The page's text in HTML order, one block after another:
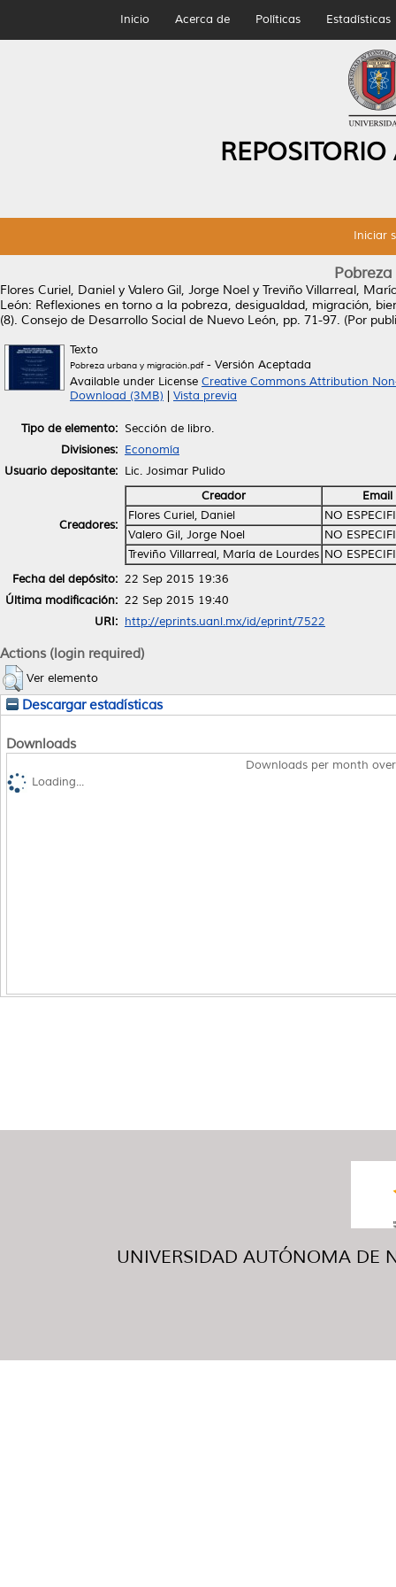
Inicio Acerca de Políticas Estadísticas
Iniciar
Flores Curiel, Daniel y Valero Gil, Jorge Noel y Treviño Villarreal,
León: Reflexiones en torno a la pobreza, desigualdad, migración,
(8). Consejo de Desarrollo Social de Nuevo León, pp. 71-97. (Por
Texto
Pobreza urbana y migración.pdf- Versión Aceptada
Available under License Creative Commons Attribution
Download (3MB)
Vista previa
Tipo de elemento: Sección de libro.
Divisiones: Economía
Usuario depositante: Lic. Josimar Pulido
Creadores:
Creador
Email
Flores Curiel, Daniel
NO
Valero Gil, Jorge Noel
NO
Treviño Villarreal, María de Lourdes NO
Fecha del depósito: 22 Sep 2015 19:36
Última modificación: 22 Sep 2015 19:40
URI: http://eprints.uanl.mx/id/eprint/7522
Actions (login required)
Ver elemento
Descargar estadísticas
Downloads
Downloads per month
Loading...
UNIVERSIDAD AUTÓNOMA DE